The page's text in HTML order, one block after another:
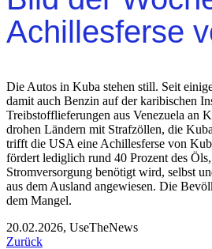
Achillesferse
Die Autos in Kuba stehen still. Seit
damit auch Benzin auf der karibischen
Treibstofflieferungen aus Venezuela an
drohen Ländern mit Strafzöllen, die
trifft die USA eine Achillesferse von
fördert lediglich rund 40 Prozent des
Stromversorgung benötigt wird, selbst
aus dem Ausland angewiesen. Die
dem Mangel.
20.02.2026, UseTheNews
Zurück